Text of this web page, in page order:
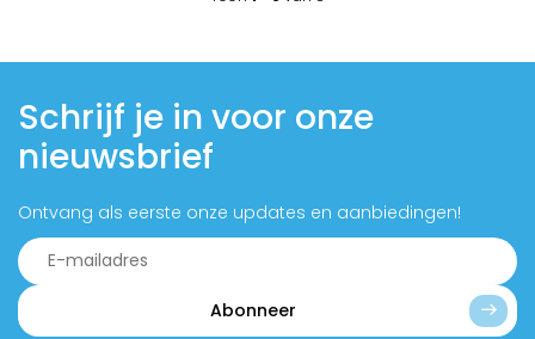
Schrijf je in voor onze
nieuwsbrief
Ontvang als eerste onze updates en aanbiedingen!
Abonneer